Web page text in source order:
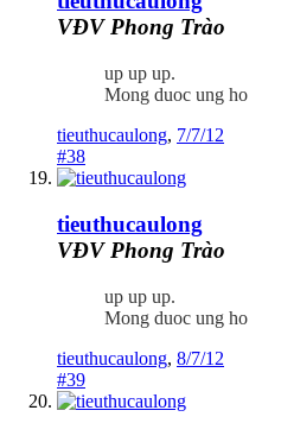
VĐV Phong Trào
up up up.
Mong duoc ung ho
tieuthucaulong, 7/7/12
#38
tieuthucaulong
VĐV Phong Trào
up up up.
Mong duoc ung ho
tieuthucaulong, 8/7/12
#39